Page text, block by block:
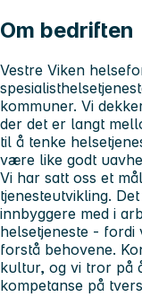
Om bedriften
Vestre Viken
kommuner. Vi
der det er langt
til å tenke
være like godt
Vi har satt oss et
tjenesteutvikling.
innbyggere med i
helsetjeneste - fordi
forstå behovene.
kultur, og vi tror på
kompetanse på